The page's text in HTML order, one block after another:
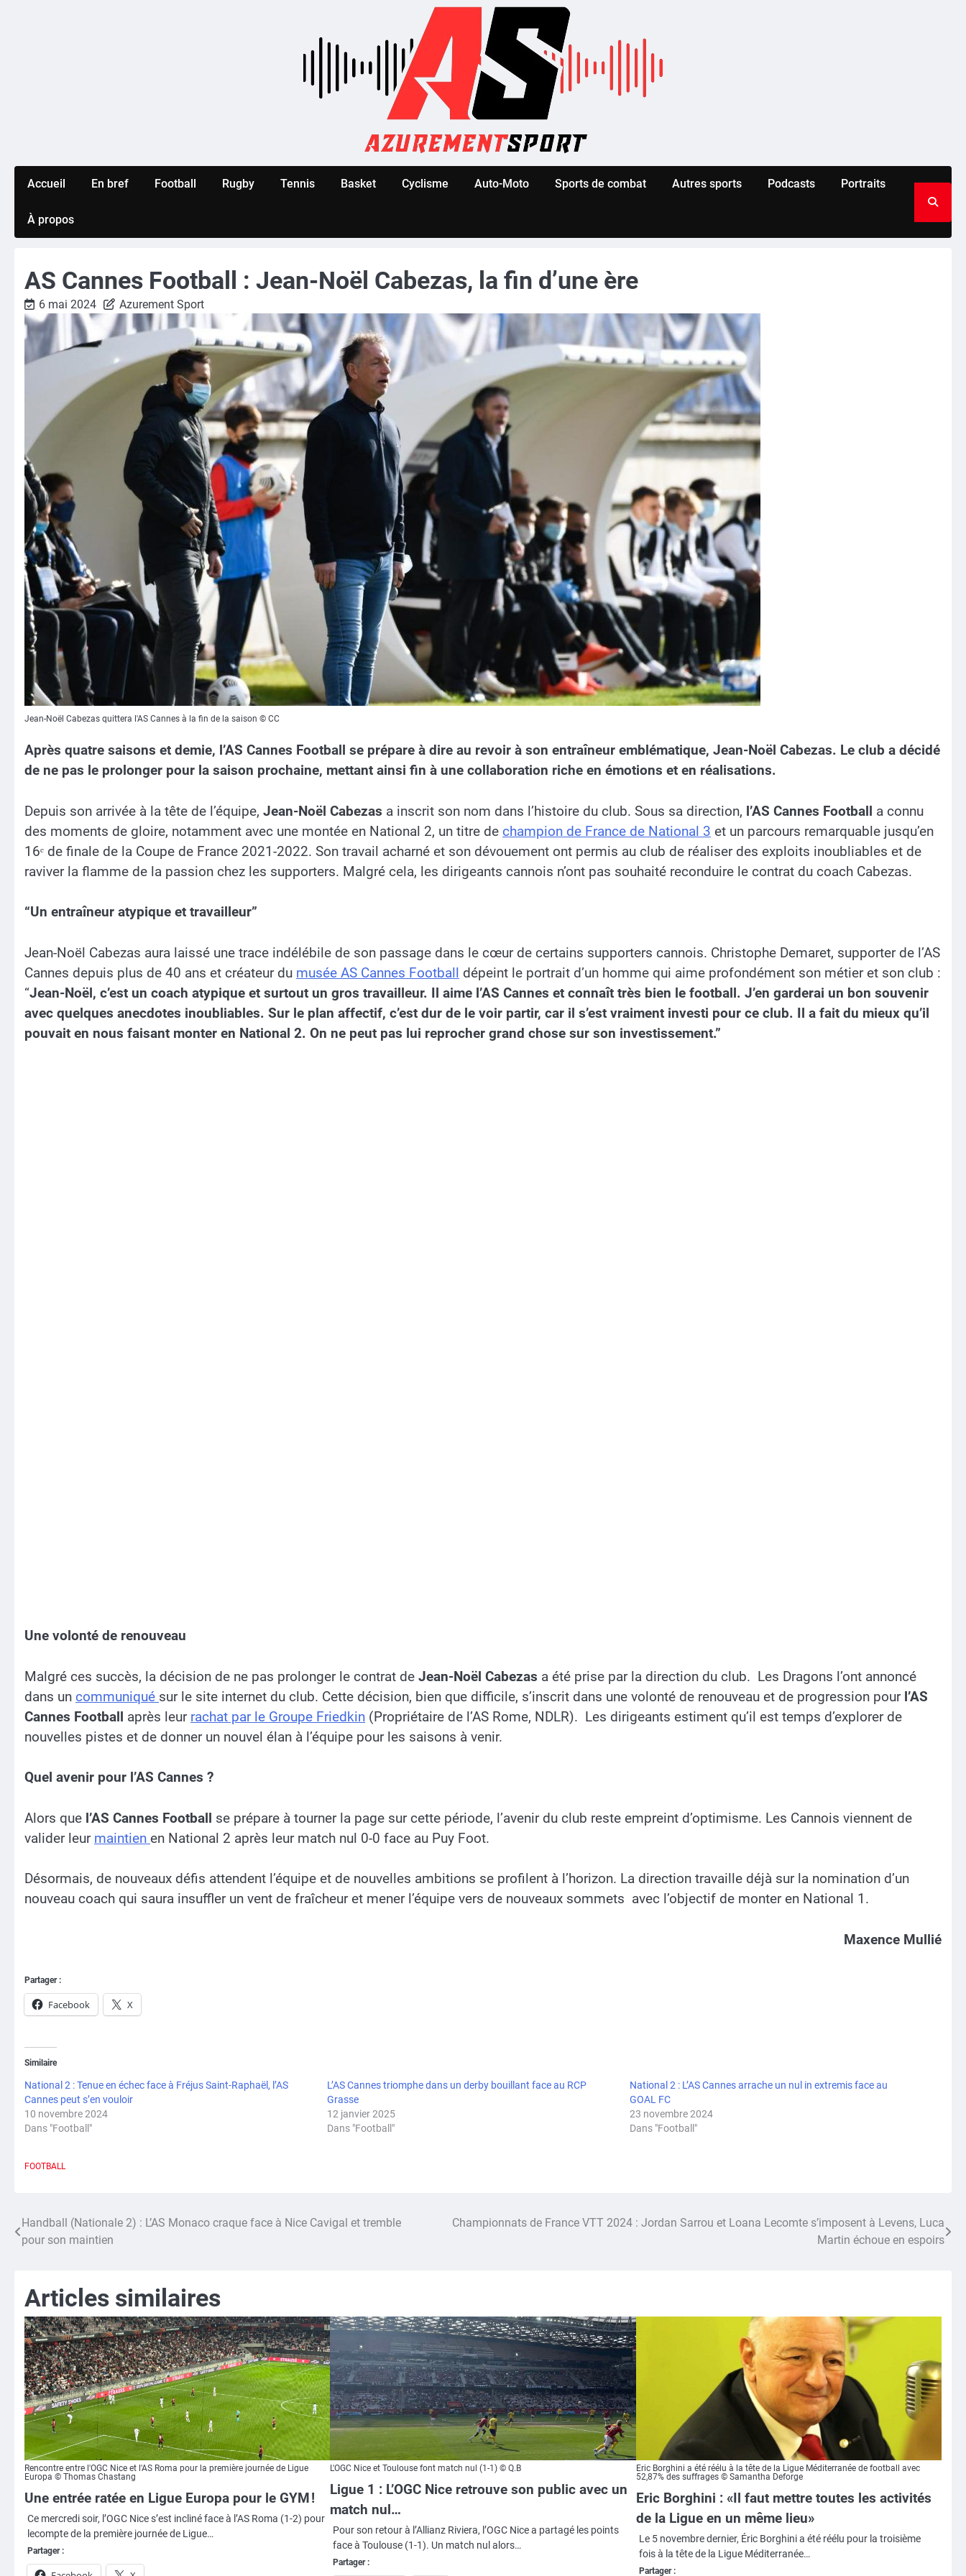
Accueil En bref Football Rugby Tennis Basket Cyclisme Auto-Moto Sports de combat Autres sports Podcasts Portraits
À propos
AS Cannes Football : Jean-Noël Cabezas, la fin d’une ère
6 mai 2024 Azurement Sport
Jean-Noël Cabezas quittera l'AS Cannes à la fin de la saison © CC
Après quatre saisons et demie, l’AS Cannes Football se prépare à dire au revoir à son entraîneur emblématique, Jean-Noël Cabezas. Le club a décidé
de ne pas le prolonger pour la saison prochaine, mettant ainsi fin à une collaboration riche en émotions et en réalisations.
Depuis son arrivée à la tête de l’équipe, Jean-Noël Cabezas a inscrit son nom dans l’histoire du club. Sous sa direction, l’AS Cannes Football a connu
des moments de gloire, notamment avec une montée en National 2, un titre de champion de France de National 3 et un parcours remarquable jusqu’en
16ᵉ de finale de la Coupe de France 2021-2022. Son travail acharné et son dévouement ont permis au club de réaliser des exploits inoubliables et de
raviver la flamme de la passion chez les supporters. Malgré cela, les dirigeants cannois n’ont pas souhaité reconduire le contrat du coach Cabezas.
“Un entraîneur atypique et travailleur”
Jean-Noël Cabezas aura laissé une trace indélébile de son passage dans le cœur de certains supporters cannois. Christophe Demaret, supporter de l’AS
Cannes depuis plus de 40 ans et créateur du musée AS Cannes Football dépeint le portrait d’un homme qui aime profondément son métier et son club :
“Jean-Noël, c’est un coach atypique et surtout un gros travailleur. Il aime l’AS Cannes et connaît très bien le football. J’en garderai un bon souvenir
avec quelques anecdotes inoubliables. Sur le plan affectif, c’est dur de le voir partir, car il s’est vraiment investi pour ce club. Il a fait du mieux qu’il
pouvait en nous faisant monter en National 2. On ne peut pas lui reprocher grand chose sur son investissement.”
Une volonté de renouveau
Malgré ces succès, la décision de ne pas prolonger le contrat de Jean-Noël Cabezas a été prise par la direction du club. Les Dragons l’ont annoncé
dans un communiqué sur le site internet du club. Cette décision, bien que difficile, s’inscrit dans une volonté de renouveau et de progression pour l’AS
Cannes Football après leur rachat par le Groupe Friedkin (Propriétaire de l’AS Rome, NDLR). Les dirigeants estiment qu’il est temps d’explorer de
nouvelles pistes et de donner un nouvel élan à l’équipe pour les saisons à venir.
Quel avenir pour l’AS Cannes ?
Alors que l’AS Cannes Football se prépare à tourner la page sur cette période, l’avenir du club reste empreint d’optimisme. Les Cannois viennent de
valider leur maintien en National 2 après leur match nul 0-0 face au Puy Foot.
Désormais, de nouveaux défis attendent l’équipe et de nouvelles ambitions se profilent à l’horizon. La direction travaille déjà sur la nomination d’un
nouveau coach qui saura insuffler un vent de fraîcheur et mener l’équipe vers de nouveaux sommets avec l’objectif de monter en National 1.
Maxence Mullié
Partager :
Facebook X
Similaire
National 2 : Tenue en échec face à Fréjus Saint-Raphaël, l’AS
Cannes peut s’en vouloir
10 novembre 2024
Dans "Football"
L’AS Cannes triomphe dans un derby bouillant face au RCP
Grasse
12 janvier 2025
Dans "Football"
National 2 : L’AS Cannes arrache un nul in extremis face au
GOAL FC
23 novembre 2024
Dans "Football"
FOOTBALL
Navigation
de
Handball (Nationale 2) : L’AS Monaco craque face à Nice Cavigal et tremble
pour son maintien
Championnats de France VTT 2024 : Jordan Sarrou et Loana Lecomte s’imposent à Levens, Luca
Martin échoue en espoirs
Articles similaires
Rencontre entre l'OGC Nice et l'AS Roma pour la première journée de Ligue
Europa © Thomas Chastang
Une entrée ratée en Ligue Europa pour le GYM !
Ce mercredi soir, l’OGC Nice s’est incliné face à l’AS Roma (1-2) pour
lecompte de la première journée de Ligue…
Partager :
L'OGC Nice et Toulouse font match nul (1-1) © Q.B
Ligue 1 : L’OGC Nice retrouve son public avec un
match nul…
Pour son retour à l’Allianz Riviera, l’OGC Nice a partagé les points
face à Toulouse (1-1). Un match nul alors…
Partager :
Eric Borghini a été réélu à la tête de la Ligue Méditerranée de football avec
52,87% des suffrages © Samantha Deforge
Eric Borghini : «Il faut mettre toutes les activités
de la Ligue en un même lieu»
Le 5 novembre dernier, Éric Borghini a été réélu pour la troisième
fois à la tête de la Ligue Méditerranée…
Partager :